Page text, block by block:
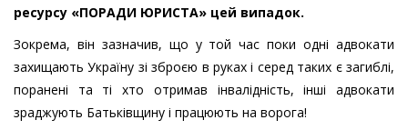
ресурсу «ПОРАДИ ЮРИСТА» цей випадок.
Зокрема, він зазначив, що у той час поки одні адвокати
захищають Україну зі зброєю в руках і серед таких є загиблі,
поранені та ті хто отримав інвалідність, інші адвокати
зраджують Батьківщину і працюють на ворога!